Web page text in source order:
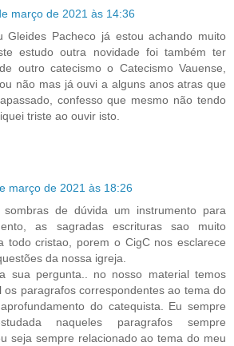
março de 2021 às 14:36
Gleides Pacheco já estou achando muito
estudo outra novidade foi também ter
outro catecismo o Catecismo Vauense,
não mas já ouvi a alguns anos atras que
confesso que mesmo não tendo
triste ao ouvir isto.
março de 2021 às 18:26
de dúvida um instrumento para
as sagradas escrituras sao muito
todo cristao, porem o CigC nos esclarece
da nossa igreja.
sua pergunta.. no nosso material temos
os paragrafos correspondentes ao tema do
do catequista. Eu sempre
naqueles paragrafos sempre
seja sempre relacionado ao tema do meu